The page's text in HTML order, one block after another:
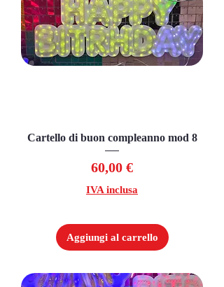
Cartello di buon compleanno mod 8
Prezzo
60,00 €
IVA inclusa
Aggiungi al carrello